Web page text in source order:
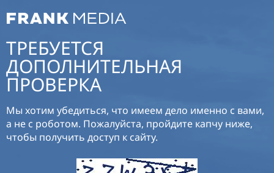
ТРЕБУЕТСЯ
ДОПОЛНИТЕЛЬНАЯ
ПРОВЕРКА
Мы хотим убедиться, что имеем дело именно с вами,
а не с роботом. Пожалуйста, пройдите капчу ниже,
чтобы получить доступ к сайту.